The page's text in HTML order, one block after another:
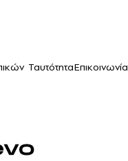
ΤαυτότηταΕπικοινωνία